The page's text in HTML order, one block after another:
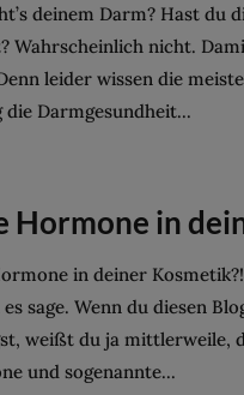
deinem Darm? Hast du
Wahrscheinlich nicht.
leider wissen die
Darmgesundheit...
Hormone in
in deiner
sage. Wenn du diesen
weißt du ja mittlerweile,
und sogenannte...